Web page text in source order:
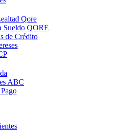
Qore
Sueldo QORE
de Crédito
ABC